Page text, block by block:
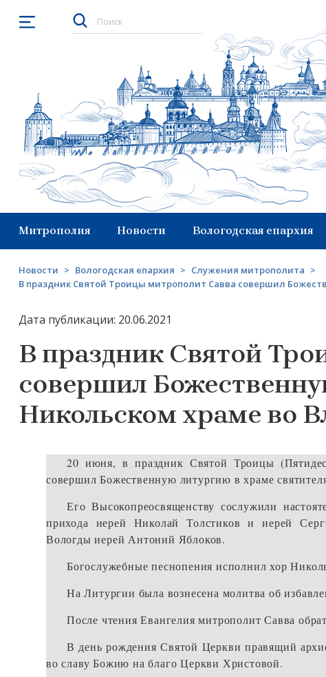
Открыть меню
Митрополия Новости Вологодская епархия
Новости > Вологодская епархия > Служения митрополита >
В праздник Святой Троицы митрополит Савва совершил
Дата публикации: 20.06.2021
В праздник Святой
совершил
Никольском храме во
20 июня, в праздник Святой Троицы
совершил Божественную литургию в храме
Его Высокопреосвященству сослужили
прихода иерей Николай Толстиков и иерей
Вологды иерей Антоний Яблоков.
Богослужебные песнопения исполнил хор
На Литургии была вознесена молитва об
После чтения Евангелия митрополит Савва
В день рождения Святой Церкви правящий
во славу Божию на благо Церкви Христовой.